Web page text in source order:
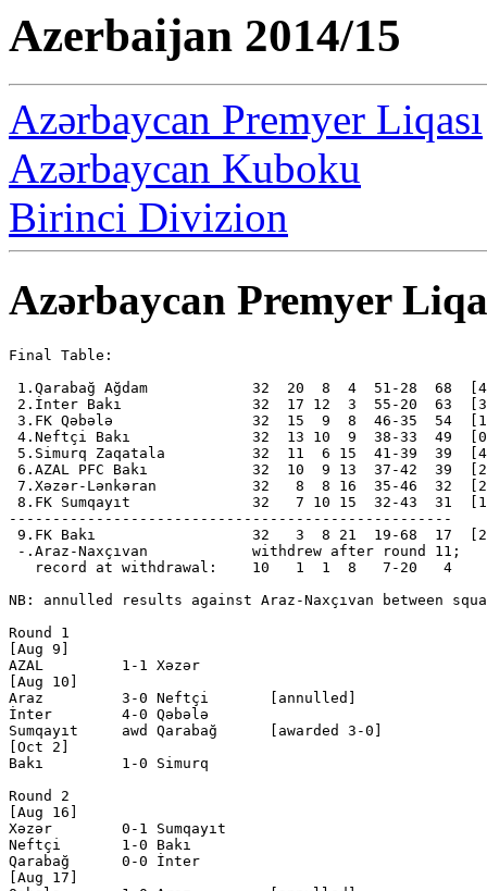
Azerbaijan 2014/15
Azərbaycan Premyer Liqası
Azərbaycan Kuboku
Birinci Divizion
Azərbaycan Premyer
Final Table:
1.Qarabağ Ağdam            32  20  8  4  51-28  68  [4-
2.İnter Bakı               32  17 12  3  55-20  63
3.FK Qəbələ                32  15  9  8  46-35  54
4.Neftçi Bakı              32  13 10  9  38-33  49
5.Simurq Zaqatala          32  11  6 15  41-39  39
6.AZAL PFC Bakı            32  10  9 13  37-42  39
7.Xəzər-Lənkəran           32   8  8 16  35-46  32
8.FK Sumqayıt              32   7 10 15  32-43  31
---------------------------------------------------
9.FK Bakı                  32   3  8 21  19-68  17  [2-
-.Araz-Naxçıvan            withdrew after round 11;
   record at withdrawal:    10   1  1  8   7-20   4
NB: annulled results against Araz-Naxçıvan between
Round 1
[Aug 9]
AZAL         1-1 Xəzər
[Aug 10]
Araz         3-0 Neftçi       [annulled]
İnter        4-0 Qəbələ
Sumqayıt     awd Qarabağ      [awarded 3-0]
[Oct 2]
Bakı         1-0 Simurq
Round 2
[Aug 16]
Xəzər        0-1 Sumqayıt
Neftçi       1-0 Bakı
Qarabağ      0-0 İnter
[Aug 17]